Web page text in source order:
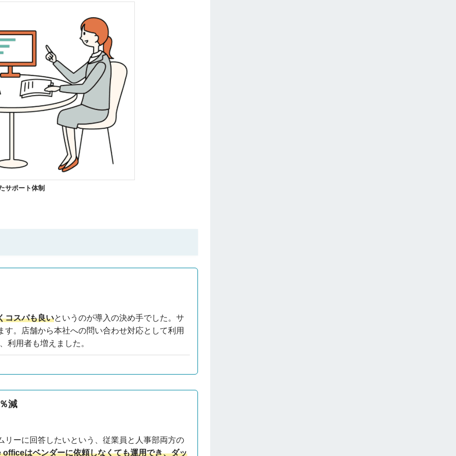
サポート体制
コスパも良いというのが導入の決め手でした。サ
。店舗から本社への問い合わせ対応として利用
利用者も増えました。
減
ーに回答したいという、従業員と人事部両方の
officeはベンダーに依頼しなくても運用でき、ダッ